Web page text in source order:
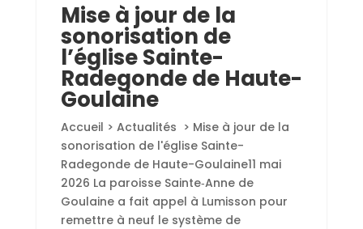
Mise à jour de la
sonorisation de
l’église Sainte-
Radegonde de Haute-
Goulaine
Accueil > Actualités > Mise à jour de la
sonorisation de l'église Sainte-
Radegonde de Haute-Goulaine11 mai
2026 La paroisse Sainte‑Anne de
Goulaine a fait appel à Lumisson pour
remettre à neuf le système de